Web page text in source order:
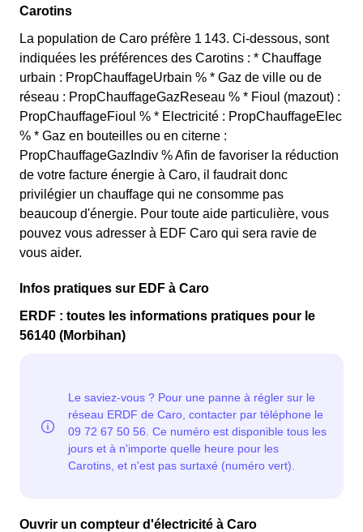
Carotins
La population de Caro préfère 1 143. Ci-dessous, sont
indiquées les préférences des Carotins : * Chauffage
urbain : PropChauffageUrbain % * Gaz de ville ou de
réseau : PropChauffageGazReseau % * Fioul (mazout) :
PropChauffageFioul % * Electricité : PropChauffageElec
% * Gaz en bouteilles ou en citerne :
PropChauffageGazIndiv % Afin de favoriser la réduction
de votre facture énergie à Caro, il faudrait donc
privilégier un chauffage qui ne consomme pas
beaucoup d'énergie. Pour toute aide particulière, vous
pouvez vous adresser à EDF Caro qui sera ravie de
vous aider.
Infos pratiques sur EDF à Caro
ERDF : toutes les informations pratiques pour le
56140 (Morbihan)
Ouvrir un compteur d'électricité à Caro